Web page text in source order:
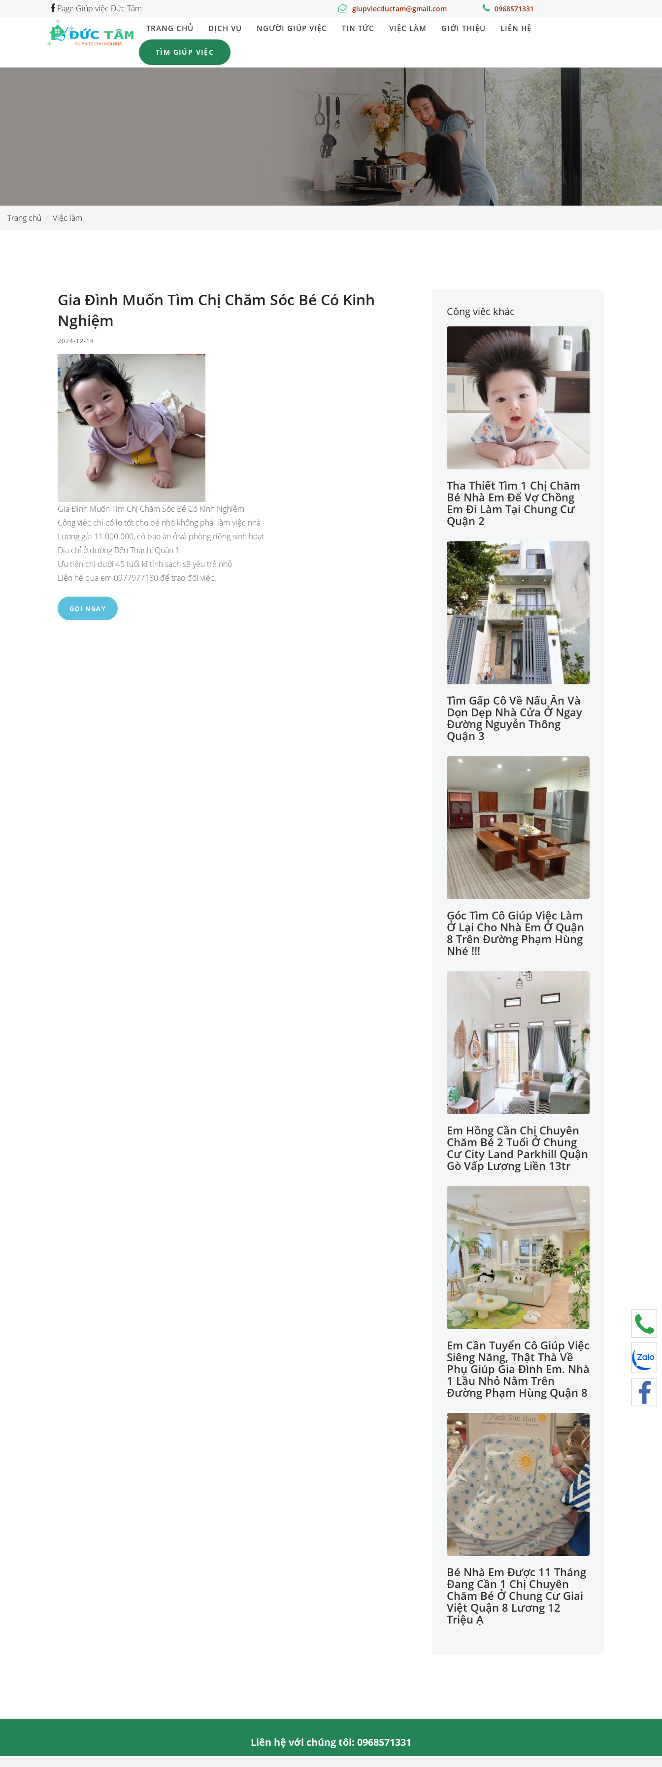
Page Giúp việc Đức Tâm giupviecductam@gmail.com 0968571331
TRANG CHỦ DỊCH VỤ NGƯỜI GIÚP VIỆC TIN TỨC VIỆC LÀM GIỚI THIỆU LIÊN HỆ
TÌM GIÚP VIỆC
Trang chủ Việc làm
Gia Đình Muốn Tìm Chị Chăm Sóc Bé Có Kinh
Nghiệm
2024-12-18
Gia Đình Muốn Tìm Chị Chăm Sóc Bé Có Kinh Nghiệm
Công việc chỉ có lo tốt cho bé nhỏ không phải làm việc nhà
Lương gửi 11.000.000, có bao ăn ở và phòng riêng sinh hoạt
Địa chỉ ở đường Bến Thành, Quận 1
Ưu tiên chị dưới 45 tuổi kĩ tính sạch sẽ yêu trẻ nhỏ
Liên hệ qua em 0977977180 để trao đổi việc.
GỌI NGAY
Công việc khác
Tha Thiết Tìm 1 Chị Chăm
Bé Nhà Em Để Vợ Chồng
Em Đi Làm Tại Chung Cư
Quận 2
Tìm Gấp Cô Về Nấu Ăn Và
Dọn Dẹp Nhà Cửa Ở Ngay
Đường Nguyễn Thông
Quận 3
Góc Tìm Cô Giúp Việc Làm
Ở Lại Cho Nhà Em Ở Quận
8 Trên Đường Phạm Hùng
Nhé !!!
Em Hồng Cần Chị Chuyên
Chăm Bé 2 Tuổi Ở Chung
Cư City Land Parkhill Quận
Gò Vấp Lương Liền 13tr
Em Cần Tuyển Cô Giúp Việc
Siêng Năng, Thật Thà Về
Phụ Giúp Gia Đình Em. Nhà
1 Lầu Nhỏ Nằm Trên
Đường Phạm Hùng Quận 8
Bé Nhà Em Được 11 Tháng
Đang Cần 1 Chị Chuyên
Chăm Bé Ở Chung Cư Giai
Việt Quận 8 Lương 12
Triệu Ạ
Liên hệ với chúng tôi: 0968571331